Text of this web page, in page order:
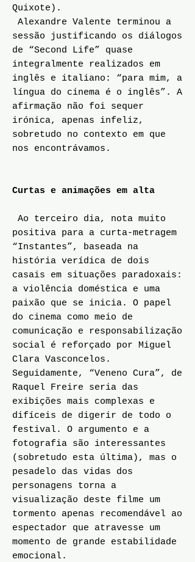
Quixote).
Alexandre Valente terminou a
sessão justificando os diálogos
de “Second Life” quase
integralmente realizados em
inglês e italiano: “para mim, a
língua do cinema é o inglês”. A
afirmação não foi sequer
irónica, apenas infeliz,
sobretudo no contexto em que
nos encontrávamos.
Curtas e animações em alta
Ao terceiro dia, nota muito
positiva para a curta-metragem
“Instantes”, baseada na
história verídica de dois
casais em situações paradoxais:
a violência doméstica e uma
paixão que se inicia. O papel
do cinema como meio de
comunicação e responsabilização
social é reforçado por Miguel
Clara Vasconcelos.
Seguidamente, “Veneno Cura”, de
Raquel Freire seria das
exibições mais complexas e
difíceis de digerir de todo o
festival. O argumento e a
fotografia são interessantes
(sobretudo esta última), mas o
pesadelo das vidas dos
personagens torna a
visualização deste filme um
tormento apenas recomendável ao
espectador que atravesse um
momento de grande estabilidade
emocional.